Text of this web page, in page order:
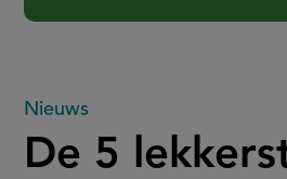
De
Nieuws
De 5